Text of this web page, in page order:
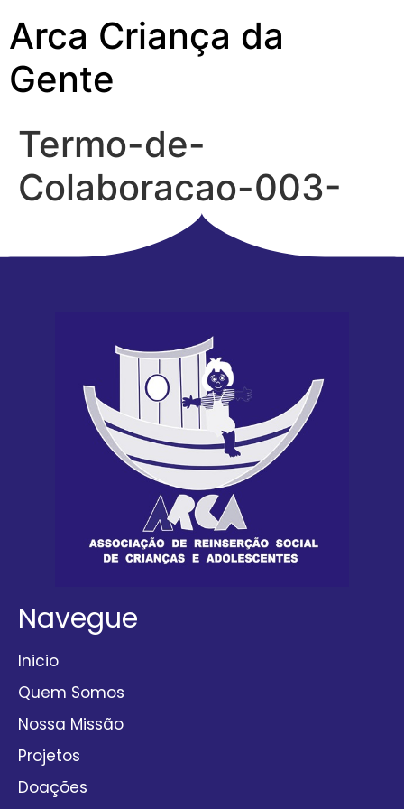
Arca Criança da
Gente
Termo-de-
Colaboracao-003-
2019-2a-parte
Navegue
Inicio
Quem Somos
Nossa Missão
Projetos
Doações